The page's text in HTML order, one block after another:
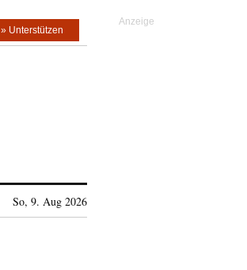
» Unterstützen
So, 9. Aug 2026